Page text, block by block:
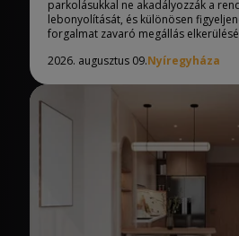
parkolásukkal ne akadályozzák a
lebonyolítását, és különösen
forgalmat zavaró megállás
2026. augusztus 09.Nyíregyháza